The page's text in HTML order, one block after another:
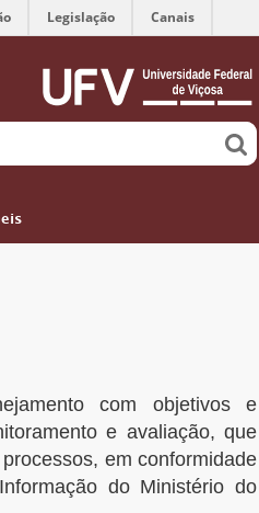
Legislação Canais
com objetivos e
e avaliação, que
em conformidade
do Ministério do